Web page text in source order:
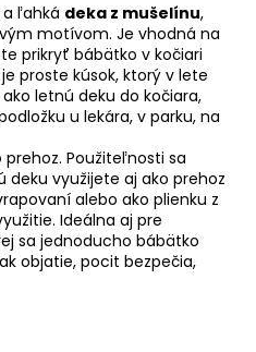
ľahká deka z mušelínu,
motívom. Je vhodná na
prikryť bábätko v kočiari
proste kúsok, ktorý v lete
letnú deku do kočiara,
u lekára, v parku, na
prehoz. Použiteľnosti sa
deku využijete aj ako prehoz
alebo ako plienku z
Ideálna aj pre
sa jednoducho bábätko
objatie, pocit bezpečia,